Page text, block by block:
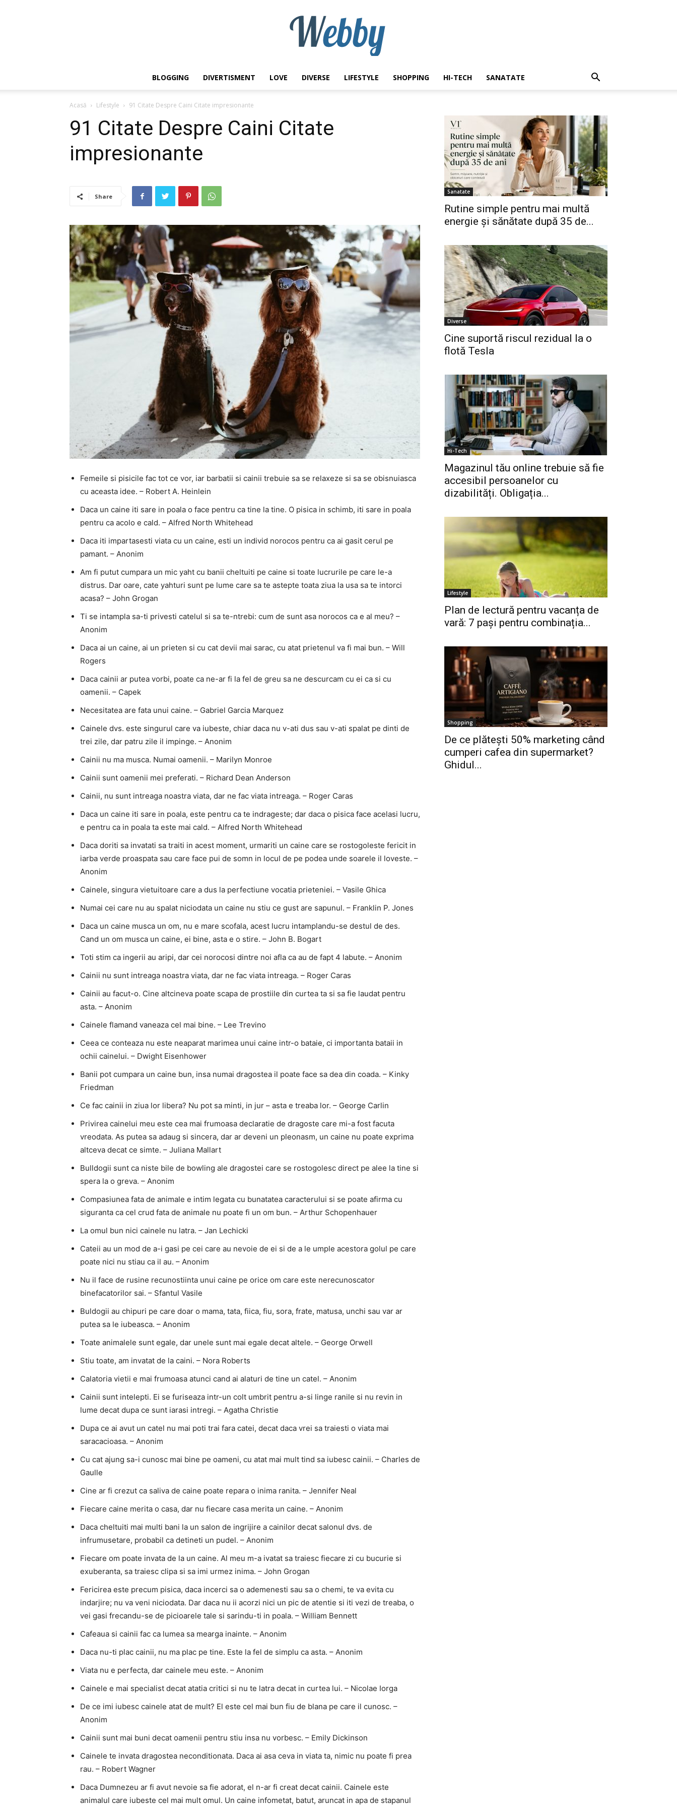
BLOGGING DIVERTISMENT LOVE DIVERSE LIFESTYLE SHOPPING HI-TECH SANATATE
Acasă Lifestyle 91 Citate Despre Caini Citate impresionante
91 Citate Despre Caini Citate
impresionante
Share
Femeile si pisicile fac tot ce vor, iar barbatii si cainii trebuie sa se relaxeze si sa se obisnuiasca
cu aceasta idee. – Robert A. Heinlein
Daca un caine iti sare in poala o face pentru ca tine la tine. O pisica in schimb, iti sare in poala
pentru ca acolo e cald. – Alfred North Whitehead
Daca iti impartasesti viata cu un caine, esti un individ norocos pentru ca ai gasit cerul pe
pamant. – Anonim
Am fi putut cumpara un mic yaht cu banii cheltuiti pe caine si toate lucrurile pe care le-a
distrus. Dar oare, cate yahturi sunt pe lume care sa te astepte toata ziua la usa sa te intorci
acasa? – John Grogan
Ti se intampla sa-ti privesti catelul si sa te-ntrebi: cum de sunt asa norocos ca e al meu? –
Anonim
Daca ai un caine, ai un prieten si cu cat devii mai sarac, cu atat prietenul va fi mai bun. – Will
Rogers
Daca cainii ar putea vorbi, poate ca ne-ar fi la fel de greu sa ne descurcam cu ei ca si cu
oamenii. – Capek
Necesitatea are fata unui caine. – Gabriel Garcia Marquez
Cainele dvs. este singurul care va iubeste, chiar daca nu v-ati dus sau v-ati spalat pe dinti de
trei zile, dar patru zile il impinge. – Anonim
Cainii nu ma musca. Numai oamenii. – Marilyn Monroe
Cainii sunt oamenii mei preferati. – Richard Dean Anderson
Cainii, nu sunt intreaga noastra viata, dar ne fac viata intreaga. – Roger Caras
Daca un caine iti sare in poala, este pentru ca te indrageste; dar daca o pisica face acelasi lucru,
e pentru ca in poala ta este mai cald. – Alfred North Whitehead
Daca doriti sa invatati sa traiti in acest moment, urmariti un caine care se rostogoleste fericit in
iarba verde proaspata sau care face pui de somn in locul de pe podea unde soarele il loveste. –
Anonim
Cainele, singura vietuitoare care a dus la perfectiune vocatia prieteniei. – Vasile Ghica
Numai cei care nu au spalat niciodata un caine nu stiu ce gust are sapunul. – Franklin P. Jones
Daca un caine musca un om, nu e mare scofala, acest lucru intamplandu-se destul de des.
Cand un om musca un caine, ei bine, asta e o stire. – John B. Bogart
Toti stim ca ingerii au aripi, dar cei norocosi dintre noi afla ca au de fapt 4 labute. – Anonim
Cainii nu sunt intreaga noastra viata, dar ne fac viata intreaga. – Roger Caras
Cainii au facut-o. Cine altcineva poate scapa de prostiile din curtea ta si sa fie laudat pentru
asta. – Anonim
Cainele flamand vaneaza cel mai bine. – Lee Trevino
Ceea ce conteaza nu este neaparat marimea unui caine intr-o bataie, ci importanta bataii in
ochii cainelui. – Dwight Eisenhower
Banii pot cumpara un caine bun, insa numai dragostea il poate face sa dea din coada. – Kinky
Friedman
Ce fac cainii in ziua lor libera? Nu pot sa minti, in jur – asta e treaba lor. – George Carlin
Privirea cainelui meu este cea mai frumoasa declaratie de dragoste care mi-a fost facuta
vreodata. As putea sa adaug si sincera, dar ar deveni un pleonasm, un caine nu poate exprima
altceva decat ce simte. – Juliana Mallart
Bulldogii sunt ca niste bile de bowling ale dragostei care se rostogolesc direct pe alee la tine si
spera la o greva. – Anonim
Compasiunea fata de animale e intim legata cu bunatatea caracterului si se poate afirma cu
siguranta ca cel crud fata de animale nu poate fi un om bun. – Arthur Schopenhauer
La omul bun nici cainele nu latra. – Jan Lechicki
Cateii au un mod de a-i gasi pe cei care au nevoie de ei si de a le umple acestora golul pe care
poate nici nu stiau ca il au. – Anonim
Nu il face de rusine recunostiinta unui caine pe orice om care este nerecunoscator
binefacatorilor sai. – Sfantul Vasile
Buldogii au chipuri pe care doar o mama, tata, fiica, fiu, sora, frate, matusa, unchi sau var ar
putea sa le iubeasca. – Anonim
Toate animalele sunt egale, dar unele sunt mai egale decat altele. – George Orwell
Stiu toate, am invatat de la caini. – Nora Roberts
Calatoria vietii e mai frumoasa atunci cand ai alaturi de tine un catel. – Anonim
Cainii sunt intelepti. Ei se furiseaza intr-un colt umbrit pentru a-si linge ranile si nu revin in
lume decat dupa ce sunt iarasi intregi. – Agatha Christie
Dupa ce ai avut un catel nu mai poti trai fara catei, decat daca vrei sa traiesti o viata mai
saracacioasa. – Anonim
Cu cat ajung sa-i cunosc mai bine pe oameni, cu atat mai mult tind sa iubesc cainii. – Charles de
Gaulle
Cine ar fi crezut ca saliva de caine poate repara o inima ranita. – Jennifer Neal
Fiecare caine merita o casa, dar nu fiecare casa merita un caine. – Anonim
Daca cheltuiti mai multi bani la un salon de ingrijire a cainilor decat salonul dvs. de
infrumusetare, probabil ca detineti un pudel. – Anonim
Fiecare om poate invata de la un caine. Al meu m-a ivatat sa traiesc fiecare zi cu bucurie si
exuberanta, sa traiesc clipa si sa imi urmez inima. – John Grogan
Fericirea este precum pisica, daca incerci sa o ademenesti sau sa o chemi, te va evita cu
indarjire; nu va veni niciodata. Dar daca nu ii acorzi nici un pic de atentie si iti vezi de treaba, o
vei gasi frecandu-se de picioarele tale si sarindu-ti in poala. – William Bennett
Cafeaua si cainii fac ca lumea sa mearga inainte. – Anonim
Daca nu-ti plac cainii, nu ma plac pe tine. Este la fel de simplu ca asta. – Anonim
Viata nu e perfecta, dar cainele meu este. – Anonim
Cainele e mai specialist decat atatia critici si nu te latra decat in curtea lui. – Nicolae Iorga
De ce imi iubesc cainele atat de mult? El este cel mai bun fiu de blana pe care il cunosc. –
Anonim
Cainii sunt mai buni decat oamenii pentru stiu insa nu vorbesc. – Emily Dickinson
Cainele te invata dragostea neconditionata. Daca ai asa ceva in viata ta, nimic nu poate fi prea
rau. – Robert Wagner
Daca Dumnezeu ar fi avut nevoie sa fie adorat, el n-ar fi creat decat cainii. Cainele este
animalul care iubeste cel mai mult omul. Un caine infometat, batut, aruncat in apa de stapanul
Sanatate
Rutine simple pentru mai multă
energie și sănătate după 35 de...
Diverse
Cine suportă riscul rezidual la o
flotă Tesla
Hi-Tech
Magazinul tău online trebuie să fie
accesibil persoanelor cu
dizabilități. Obligația...
Lifestyle
Plan de lectură pentru vacanța de
vară: 7 pași pentru combinația...
Shopping
De ce plătești 50% marketing când
cumperi cafea din supermarket?
Ghidul...